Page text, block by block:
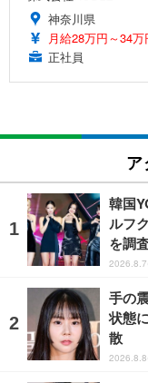
神奈川県
月給28万円～34万
正社員
ア
韓国
ルフ
を調
手の
状態
散